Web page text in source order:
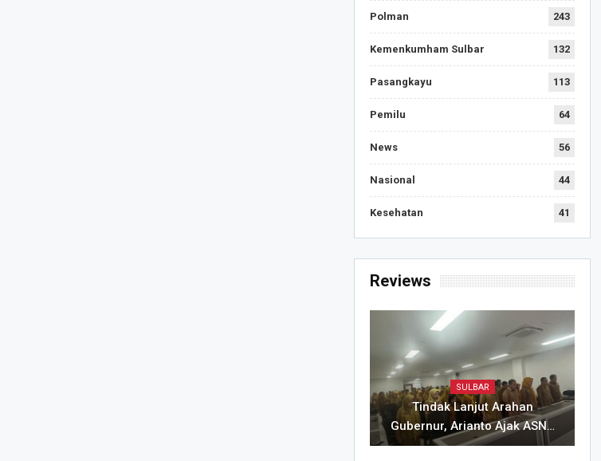
Polman 243
Kemenkumham Sulbar 132
Pasangkayu 113
Pemilu 64
News 56
Nasional 44
Kesehatan 41
Reviews
SULBAR
Tindak Lanjut Arahan
Gubernur, Arianto Ajak ASN…